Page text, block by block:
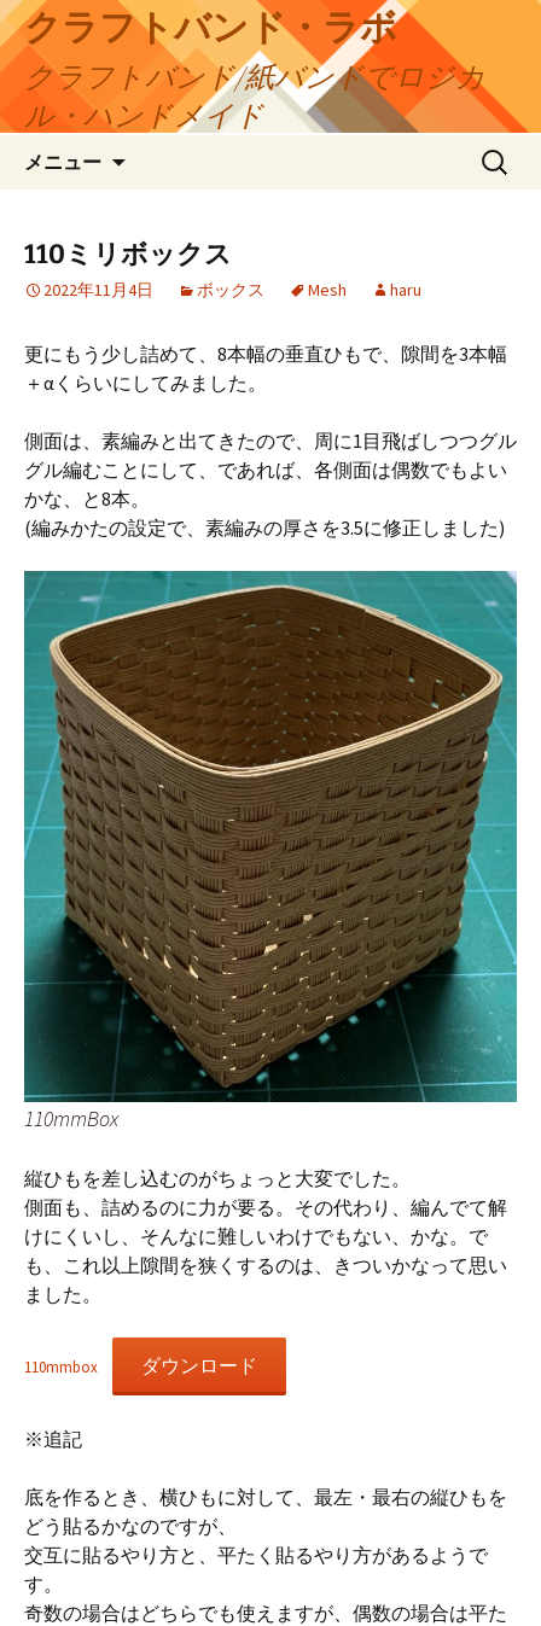
コ
ン
テ
ツ
ス
クラフトバンド・ラボ
クラフトバンド/紙バンドでロジカ
ル・ハンドメイド
メニュー
検
索:
110ミリボックス
2022年11月4日 ボックス Mesh haru
更にもう少し詰めて、8本幅の垂直ひもで、隙間を3本幅
＋αくらいにしてみました。
側面は、素編みと出てきたので、周に1目飛ばしつつグル
グル編むことにして、であれば、各側面は偶数でもよい
かな、と8本。
(編みかたの設定で、素編みの厚さを3.5に修正しました)
110mmBox
縦ひもを差し込むのがちょっと大変でした。
側面も、詰めるのに力が要る。その代わり、編んでて解
けにくいし、そんなに難しいわけでもない、かな。で
も、これ以上隙間を狭くするのは、きついかなって思い
ました。
110mmbox ダウンロード
※追記
底を作るとき、横ひもに対して、最左・最右の縦ひもを
どう貼るかなのですが、
交互に貼るやり方と、平たく貼るやり方があるようで
す。
奇数の場合はどちらでも使えますが、偶数の場合は平た